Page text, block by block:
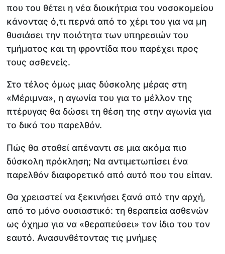
που του θέτει η νέα διοικήτρια του νοσοκομείου
κάνοντας ό,τι περνά από το χέρι του για να μη
θυσιάσει την ποιότητα των υπηρεσιών του
τμήματος και τη φροντίδα που παρέχει προς
τους ασθενείς.
Στο τέλος όμως μιας δύσκολης μέρας στη
«Μέριμνα», η αγωνία του για το μέλλον της
πτέρυγας θα δώσει τη θέση της στην αγωνία για
το δικό του παρελθόν.
Πώς θα σταθεί απέναντι σε μια ακόμα πιο
δύσκολη πρόκληση; Να αντιμετωπίσει ένα
παρελθόν διαφορετικό από αυτό που του είπαν.
Θα χρειαστεί να ξεκινήσει ξανά από την αρχή,
από το μόνο ουσιαστικό: τη θεραπεία ασθενών
ως όχημα για να «θεραπεύσει» τον ίδιο του τον
εαυτό. Ανασυνθέτοντας τις μνήμες